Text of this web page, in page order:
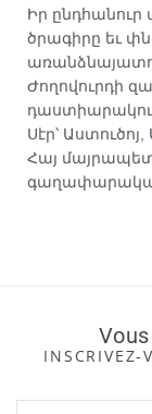
Իր ընդհանուր
ծրագիրը եւ
Ժողովուրդի
Սէր՝
Հայ
INSCRIVEZ-